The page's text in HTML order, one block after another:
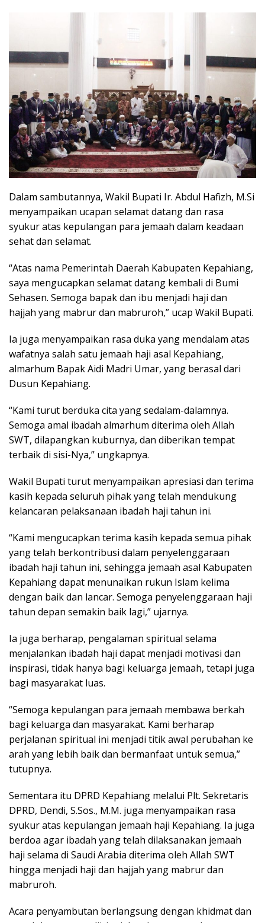
Dalam sambutannya, Wakil Bupati Ir. Abdul Hafizh, M.Si
menyampaikan ucapan selamat datang dan rasa
syukur atas kepulangan para jemaah dalam keadaan
sehat dan selamat.
“Atas nama Pemerintah Daerah Kabupaten Kepahiang,
saya mengucapkan selamat datang kembali di Bumi
Sehasen. Semoga bapak dan ibu menjadi haji dan
hajjah yang mabrur dan mabruroh,” ucap Wakil Bupati.
Ia juga menyampaikan rasa duka yang mendalam atas
wafatnya salah satu jemaah haji asal Kepahiang,
almarhum Bapak Aidi Madri Umar, yang berasal dari
Dusun Kepahiang.
“Kami turut berduka cita yang sedalam-dalamnya.
Semoga amal ibadah almarhum diterima oleh Allah
SWT, dilapangkan kuburnya, dan diberikan tempat
terbaik di sisi-Nya,” ungkapnya.
Wakil Bupati turut menyampaikan apresiasi dan terima
kasih kepada seluruh pihak yang telah mendukung
kelancaran pelaksanaan ibadah haji tahun ini.
“Kami mengucapkan terima kasih kepada semua pihak
yang telah berkontribusi dalam penyelenggaraan
ibadah haji tahun ini, sehingga jemaah asal Kabupaten
Kepahiang dapat menunaikan rukun Islam kelima
dengan baik dan lancar. Semoga penyelenggaraan haji
tahun depan semakin baik lagi,” ujarnya.
Ia juga berharap, pengalaman spiritual selama
menjalankan ibadah haji dapat menjadi motivasi dan
inspirasi, tidak hanya bagi keluarga jemaah, tetapi juga
bagi masyarakat luas.
“Semoga kepulangan para jemaah membawa berkah
bagi keluarga dan masyarakat. Kami berharap
perjalanan spiritual ini menjadi titik awal perubahan ke
arah yang lebih baik dan bermanfaat untuk semua,”
tutupnya.
Sementara itu DPRD Kepahiang melalui Plt. Sekretaris
DPRD, Dendi, S.Sos., M.M. juga menyampaikan rasa
syukur atas kepulangan jemaah haji Kepahiang. Ia juga
berdoa agar ibadah yang telah dilaksanakan jemaah
haji selama di Saudi Arabia diterima oleh Allah SWT
hingga menjadi haji dan hajjah yang mabrur dan
mabruroh.
Acara penyambutan berlangsung dengan khidmat dan